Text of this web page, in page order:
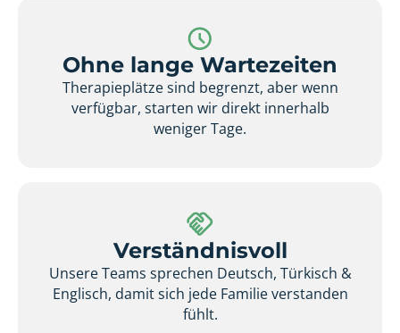
Ohne lange Wartezeiten
Therapieplätze sind begrenzt, aber wenn
verfügbar, starten wir direkt innerhalb
weniger Tage.
Verständnisvoll
Unsere Teams sprechen Deutsch, Türkisch &
Englisch, damit sich jede Familie verstanden
fühlt.